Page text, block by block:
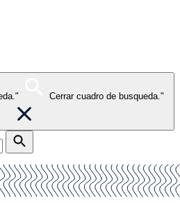
Cerrar cuadro de busqueda."